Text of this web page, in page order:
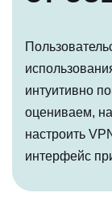
интуитивно
оцениваем,
настроить
интерфейс